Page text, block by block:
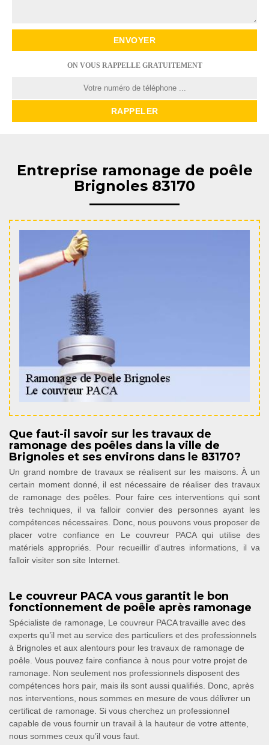
ON VOUS RAPPELLE GRATUITEMENT
Entreprise ramonage de poêle
Brignoles 83170
Que faut-il savoir sur les travaux de
ramonage des poêles dans la ville de
Brignoles et ses environs dans le 83170?
Un grand nombre de travaux se réalisent sur les maisons. À un
certain moment donné, il est nécessaire de réaliser des travaux
de ramonage des poêles. Pour faire ces interventions qui sont
très techniques, il va falloir convier des personnes ayant les
compétences nécessaires. Donc, nous pouvons vous proposer de
placer votre confiance en Le couvreur PACA qui utilise des
matériels appropriés. Pour recueillir d'autres informations, il va
falloir visiter son site Internet.
Le couvreur PACA vous garantit le bon
fonctionnement de poêle après ramonage
Spécialiste de ramonage, Le couvreur PACA travaille avec des
experts qu’il met au service des particuliers et des professionnels
à Brignoles et aux alentours pour les travaux de ramonage de
poêle. Vous pouvez faire confiance à nous pour votre projet de
ramonage. Non seulement nos professionnels disposent des
compétences hors pair, mais ils sont aussi qualifiés. Donc, après
nos interventions, nous sommes en mesure de vous délivrer un
certificat de ramonage. Si vous cherchez un professionnel
capable de vous fournir un travail à la hauteur de votre attente,
nous sommes ceux qu’il vous faut.